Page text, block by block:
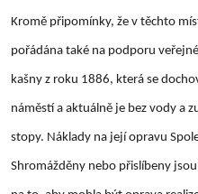
Kromě připomínky, že v těchto
pořádána také na podporu
kašny z roku 1886, která se
náměstí a aktuálně je bez vody a
stopy. Náklady na její opravu
Shromážděny nebo přislíbeny